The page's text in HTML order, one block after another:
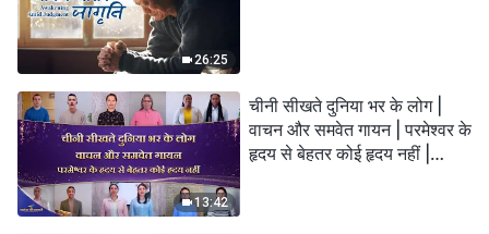
26:25
13:42
चीनी सीखते दुनिया भर के लोग |
वाचन और समवेत गायन | परमेश्वर के
हृदय से बेहतर कोई हृदय नहीं |